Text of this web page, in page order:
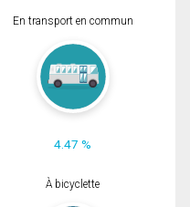
En transport en commun
4.47 %
À bicyclette